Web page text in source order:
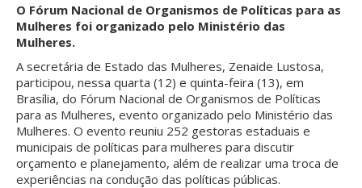
O Fórum Nacional de Organismos de Políticas para as
Mulheres foi organizado pelo Ministério das
Mulheres.
A secretária de Estado das Mulheres, Zenaide Lustosa,
participou, nessa quarta (12) e quinta-feira (13), em
Brasília, do Fórum Nacional de Organismos de Políticas
para as Mulheres, evento organizado pelo Ministério das
Mulheres. O evento reuniu 252 gestoras estaduais e
municipais de políticas para mulheres para discutir
orçamento e planejamento, além de realizar uma troca de
experiências na condução das políticas públicas.